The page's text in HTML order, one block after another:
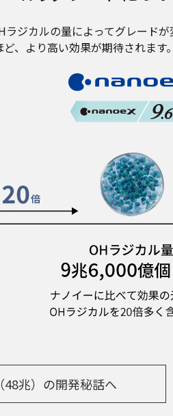
ジカルの量によってグレードが
、より高い効果が期待されます。
48兆）の開発秘話へ